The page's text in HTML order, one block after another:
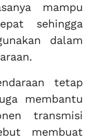
mampu
sehingga
dalam
tetap
membantu
transmisi
membuat